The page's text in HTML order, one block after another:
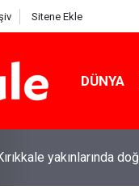
Sitene Ekle
DÜNYA
yakınlarında